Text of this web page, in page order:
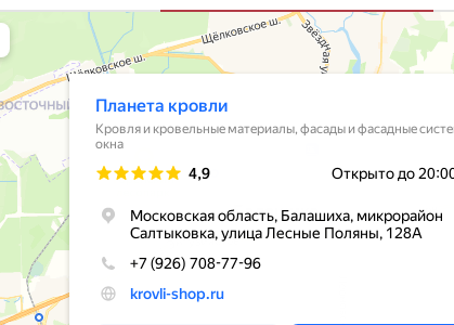
материалы в Балашихе